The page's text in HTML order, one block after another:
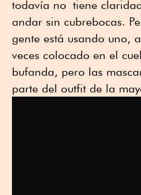
todavía no tiene
andar sin cubrebocas.
gente está usando uno,
veces colocado en el
bufanda, pero las
parte del outfit de la